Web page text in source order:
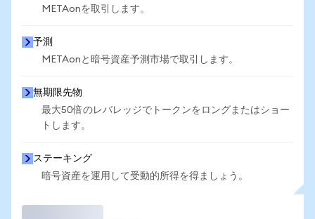
METAonを取引します。
予測
METAonと暗号資産予測市場で取引します。
無期限先物
最大50倍のレバレッジでトークンをロングまたはショー
トします。
ステーキング
暗号資産を運用して受動的所得を得ましょう。